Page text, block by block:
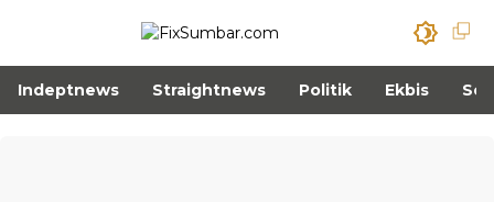
Indeptnews Straightnews Politik Ekbis